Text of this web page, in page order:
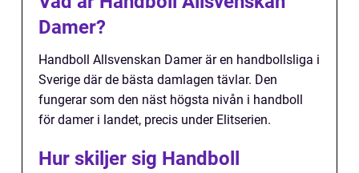
Damer?
Handboll Allsvenskan Damer är en handbollsliga i
Sverige där de bästa damlagen tävlar. Den
fungerar som den näst högsta nivån i handboll
för damer i landet, precis under Elitserien.
Hur skiljer sig Handboll